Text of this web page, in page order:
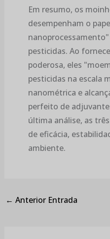
Em resumo, os
desempenham o
pesticidas. Ao
poderosa, eles
pesticidas na escala
nanométrica e
perfeito de
última análise, as
de eficácia,
ambiente.
← Anterior Entrada